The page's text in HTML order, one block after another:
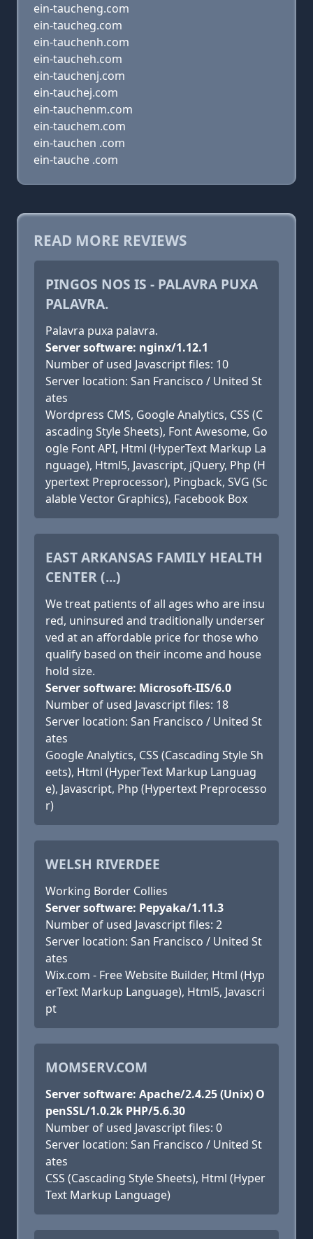
ein-taucheng.com
ein-taucheg.com
ein-tauchenh.com
ein-taucheh.com
ein-tauchenj.com
ein-tauchej.com
ein-tauchenm.com
ein-tauchem.com
ein-tauchen .com
ein-tauche .com
READ MORE REVIEWS
PINGOS NOS IS - PALAVRA PUXA
PALAVRA.
Palavra puxa palavra.
Server software: nginx/1.12.1
Number of used Javascript files: 10
Server location: San Francisco / United St
ates
Wordpress CMS, Google Analytics, CSS (C
ascading Style Sheets), Font Awesome, Go
ogle Font API, Html (HyperText Markup La
nguage), Html5, Javascript, jQuery, Php (H
ypertext Preprocessor), Pingback, SVG (Sc
alable Vector Graphics), Facebook Box
EAST ARKANSAS FAMILY HEALTH
CENTER (...)
We treat patients of all ages who are insu
red, uninsured and traditionally underser
ved at an affordable price for those who
qualify based on their income and house
hold size.
Server software: Microsoft-IIS/6.0
Number of used Javascript files: 18
Server location: San Francisco / United St
ates
Google Analytics, CSS (Cascading Style Sh
eets), Html (HyperText Markup Languag
e), Javascript, Php (Hypertext Preprocesso
r)
WELSH RIVERDEE
Working Border Collies
Server software: Pepyaka/1.11.3
Number of used Javascript files: 2
Server location: San Francisco / United St
ates
Wix.com - Free Website Builder, Html (Hyp
erText Markup Language), Html5, Javascri
pt
MOMSERV.COM
Server software: Apache/2.4.25 (Unix) O
penSSL/1.0.2k PHP/5.6.30
Number of used Javascript files: 0
Server location: San Francisco / United St
ates
CSS (Cascading Style Sheets), Html (Hyper
Text Markup Language)